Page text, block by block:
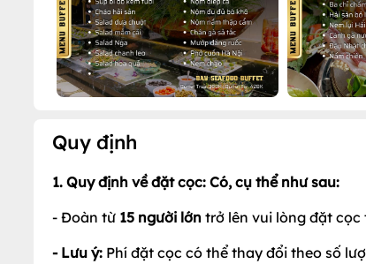
Quy định
1. Quy định về đặt cọc: Có, cụ thể như sau:
- Đoàn từ 15 người lớn trở lên vui lòng đặt cọc
- Lưu ý: Phí đặt cọc có thể thay đổi theo số